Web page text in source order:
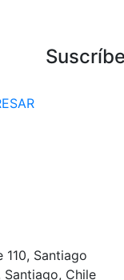
110, Santiago
Santiago, Chile